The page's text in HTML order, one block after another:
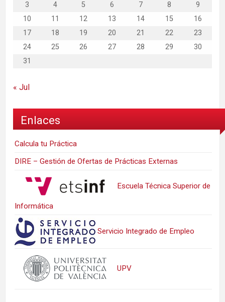
3
4 5 6 7 8
9
10
11 12 13 14 15
16
17
18 19 20 21 22
23
24
25 26 27 28 29
30
31
« Jul
Enlaces
Calcula tu Práctica
DIRE – Gestión de Ofertas de Prácticas Externas
Escuela Técnica Superior de
Informática
Servicio Integrado de Empleo
UPV